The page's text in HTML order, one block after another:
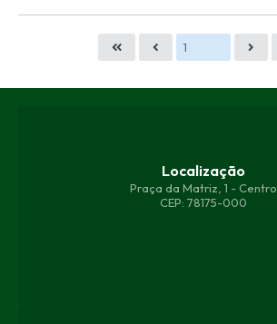
Localização
Praça da Matriz, 1 - Centro
CEP: 78175-000